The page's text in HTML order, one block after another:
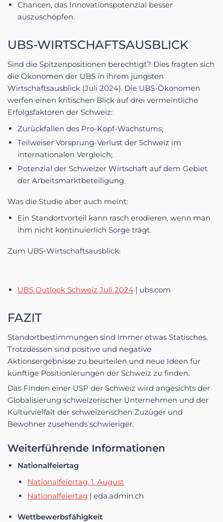
Chancen, das Innovationspotenzial besser
auszuschöpfen.
UBS-WIRTSCHAFTSAUSBLICK
Sind die Spitzenpositionen berechtigt? Dies fragten sich
die Ökonomen der UBS in ihrem jüngsten
Wirtschaftsausblick (Juli 2024). Die UBS-Ökonomen
werfen einen kritischen Blick auf drei vermeintliche
Erfolgsfaktoren der Schweiz:
Zurückfallen des Pro-Kopf-Wachstums;
Teilweiser Vorsprung-Verlust der Schweiz im
internationalen Vergleich;
Potenzial der Schweizer Wirtschaft auf dem Gebiet
der Arbeitsmarktbeteiligung.
Was die Studie aber auch meint:
Ein Standortvorteil kann rasch erodieren, wenn man
ihm nicht kontinuierlich Sorge trägt.
Zum UBS-Wirtschaftsausblick:
UBS Outlook Schweiz Juli 2024 | ubs.com
FAZIT
Standortbestimmungen sind immer etwas Statisches.
Trotzdessen sind positive und negative
Aktionsergebnisse zu beurteilen und neue Ideen für
künftige Positionierungen der Schweiz zu finden.
Das Finden einer USP der Schweiz wird angesichts der
Globalisierung schweizerischer Unternehmen und der
Kulturvielfalt der schweizerischen Zuzüger und
Bewohner zusehends schwieriger.
Weiterführende Informationen
Nationalfeiertag
Nationalfeiertag, 1. August
Nationalfeiertag | eda.admin.ch
Wettbewerbsfähigkeit